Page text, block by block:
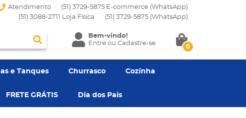
Atendimento
(51) 3729-5875 E-commerce (WhatsApp)
(51) 3088-2711 Loja Física
(51) 3729-5875 (WhatsApp)
Bem-vindo!
Entreou Cadastre-se 0
e Tanques Churrasco Cozinha
FRETE GRÁTIS Dia dos Pais